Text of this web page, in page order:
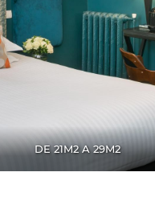
DE 21M2 A 29M2